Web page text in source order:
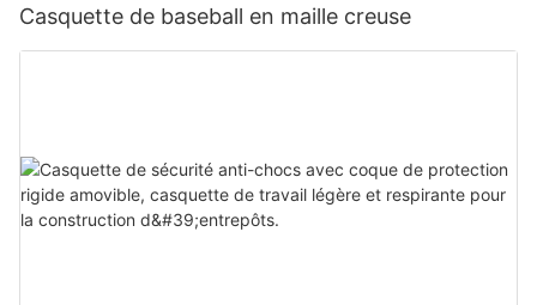
Casquette de baseball en maille creuse